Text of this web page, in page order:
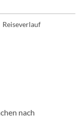
Reiseverlauf
nach